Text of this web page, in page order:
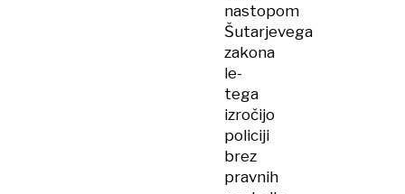
nastopom
Šutarjevega
zakona
le-
tega
izročijo
policiji
brez
pravnih